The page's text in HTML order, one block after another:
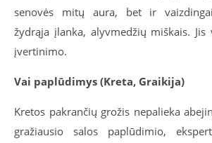
senovės mitų aura, bet ir
žydrąja įlanka, alyvmedžių miškais. Jis
įvertinimo.
Vai paplūdimys (Kreta, Graikija)
Kretos pakrančių grožis nepalieka
gražiausio salos paplūdimio,